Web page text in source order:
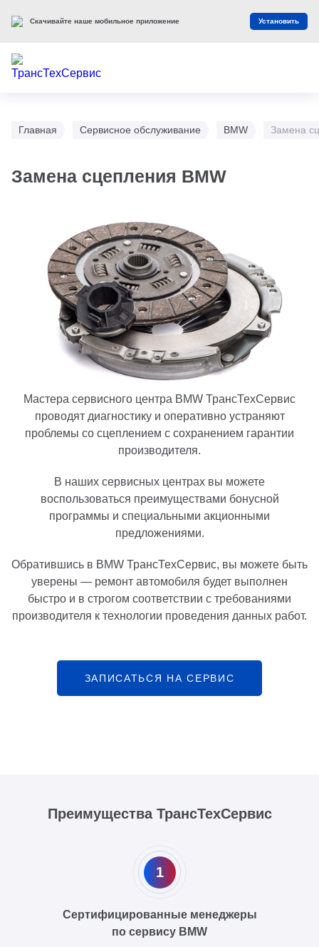
Главная Сервисное обслуживание BMW Замена
Замена сцепления BMW
Мастера сервисного центра BMW ТрансТехСервис
проводят диагностику и оперативно устраняют
проблемы со сцеплением с сохранением гарантии
производителя.
В наших сервисных центрах вы можете
воспользоваться преимуществами бонусной
программы и специальными акционными
предложениями.
Обратившись в BMW ТрансТехСервис, вы можете быть
уверены — ремонт автомобиля будет выполнен
быстро и в строгом соответствии с требованиями
производителя к технологии проведения данных работ.
ЗАПИСАТЬСЯ НА СЕРВИС
Преимущества ТрансТехСервис
1
Сертифицированные менеджеры
по сервису BMW
Скачивайте наше мобильное приложение Установить